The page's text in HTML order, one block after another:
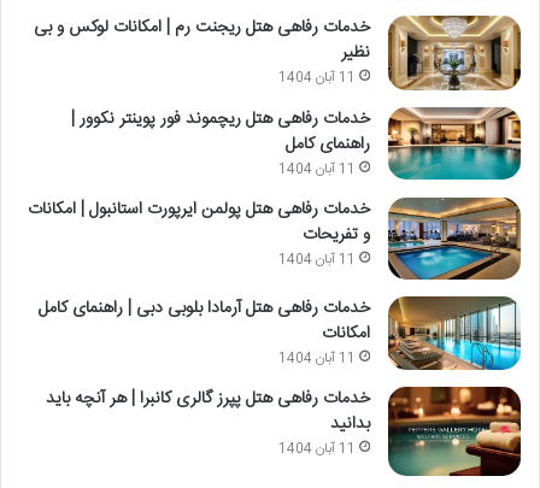
خدمات رفاهی هتل ریجنت رم | امکانات لوکس و بی
نظیر
11 آبان 1404
خدمات رفاهی هتل ریچموند فور پوینتر نکوور |
راهنمای کامل
11 آبان 1404
خدمات رفاهی هتل پولمن ایرپورت استانبول | امکانات
و تفریحات
11 آبان 1404
خدمات رفاهی هتل آرمادا بلوبی دبی | راهنمای کامل
امکانات
11 آبان 1404
خدمات رفاهی هتل پپرز گالری کانبرا | هر آنچه باید
بدانید
11 آبان 1404